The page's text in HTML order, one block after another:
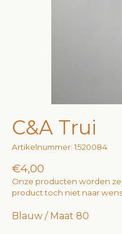
C&A Trui
Artikelnummer: 1520084
€4,00
Onze producten worden
product toch niet naar
Blauw / Maat 80